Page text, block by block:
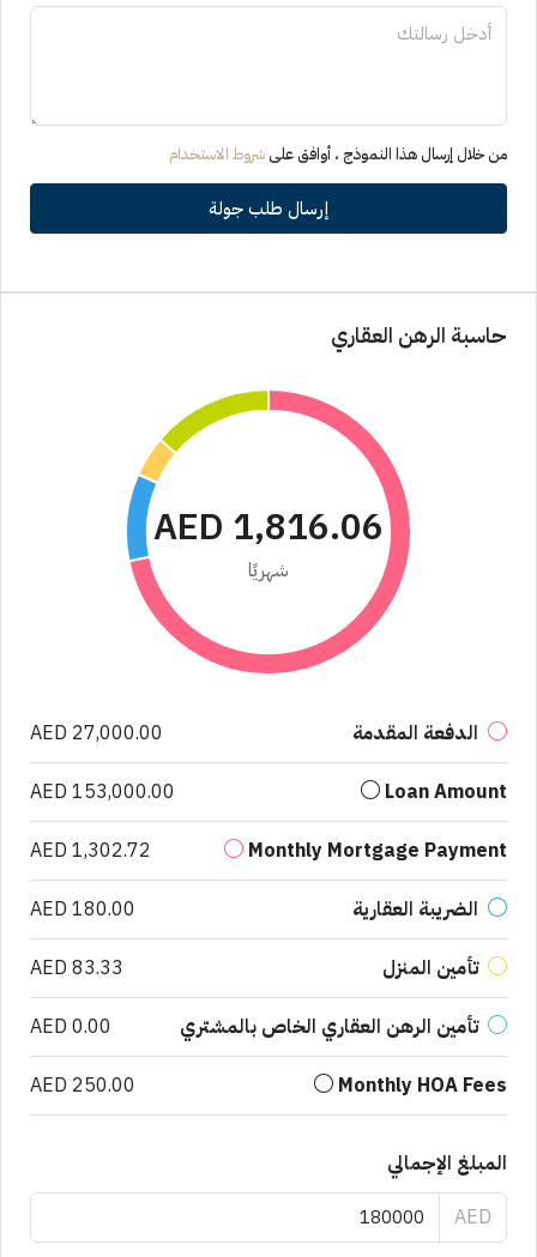
من خلال إرسال هذا النموذج ، أوافق على شروط الاستخدام
إرسال طلب جولة
حاسبة الرهن العقاري
AED 1,816.06
شهريًا
الدفعة المقدمة AED 27,000.00
Loan Amount
AED 153,000.00
Monthly Mortgage Payment
AED 1,302.72
الضريبة العقارية AED 180.00
تأمين المنزل AED 83.33
تأمين الرهن العقاري الخاص بالمشتري AED 0.00
Monthly HOA Fees
AED 250.00
المبلغ الإجمالي
AED